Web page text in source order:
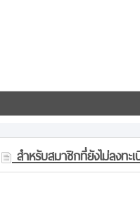
สำหรับสมาชิกที่ยังไม่ลงทะ